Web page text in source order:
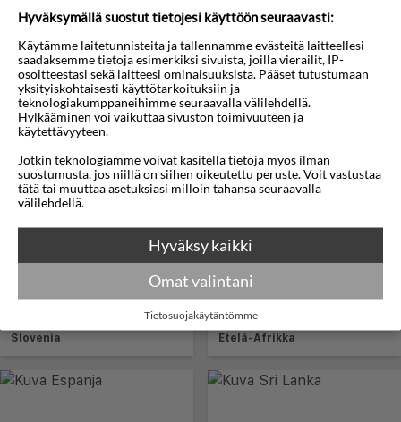
Romania Seychellit
Slovenia Etelä-Afrikka
Hyväksymällä suostut tietojesi käyttöön seuraavasti:
Käytämme laitetunnisteita ja tallennamme evästeitä laitteellesi
saadaksemme tietoja esimerkiksi sivuista, joilla vierailit, IP-
osoitteestasi sekä laitteesi ominaisuuksista. Pääset tutustumaan
yksityiskohtaisesti käyttötarkoituksiin ja
teknologiakumppaneihimme seuraavalla välilehdellä.
Hylkääminen voi vaikuttaa sivuston toimivuuteen ja
käytettävyyteen.
Jotkin teknologiamme voivat käsitellä tietoja myös ilman
suostumusta, jos niillä on siihen oikeutettu peruste. Voit vastustaa
tätä tai muuttaa asetuksiasi milloin tahansa seuraavalla
välilehdellä.
Hyväksy kaikki
Omat valintani
Tietosuojakäytäntömme